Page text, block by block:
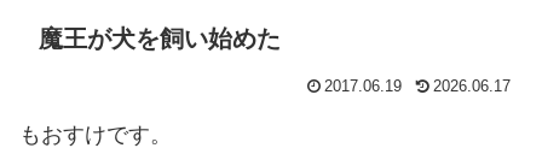
魔王が犬を飼い始めた
2017.06.19 2026.06.17
もおすけです。